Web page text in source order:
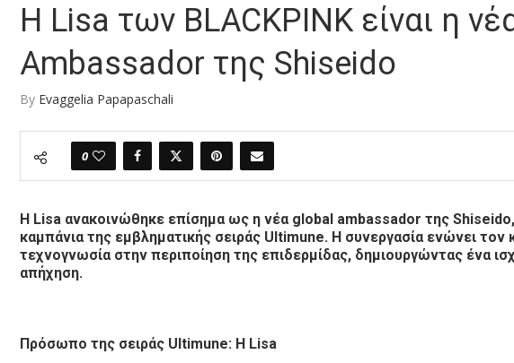
Η Lisa των BLACKPINK είναι η
Ambassador της Shiseido
By Evaggelia Papapaschali
0
Η Lisa ανακοινώθηκε επίσημα ως η νέα global ambassador της
καμπάνια της εμβληματικής σειράς Ultimune. Η συνεργασία ενώνει
τεχνογνωσία στην περιποίηση της επιδερμίδας, δημιουργώντας ένα
απήχηση.
Πρόσωπο της σειράς Ultimune: Η Lisa